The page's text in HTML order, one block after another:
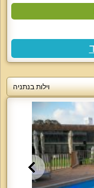
וילות בנתניה